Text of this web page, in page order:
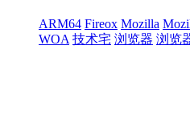
ARM64 Fireox Mozilla
WOA 技术宅 浏览器 浏览